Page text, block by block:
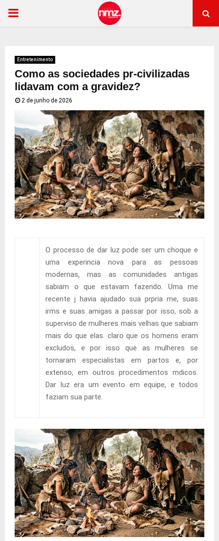
PRIMARY
Entretenimento
Como as sociedades pr-civilizadas
lidavam com a gravidez?
2 de junho de 2026
O processo de dar luz pode ser um choque e
uma experincia nova para as pessoas
modernas, mas as comunidades antigas
sabiam o que estavam fazendo. Uma me
recente j havia ajudado sua prpria me, suas
irms e suas amigas a passar por isso, sob a
superviso de mulheres mais velhas que sabiam
mais do que elas. claro que os homens eram
excludos, e por isso que as mulheres se
tornaram especialistas em partos e, por
extenso, em outros procedimentos mdicos.
Dar luz era um evento em equipe, e todos
faziam sua parte.